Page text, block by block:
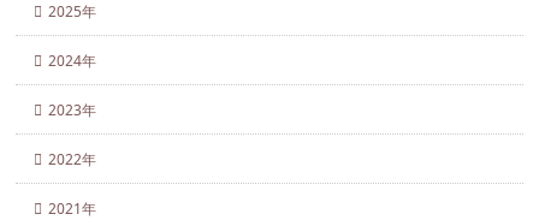
2025年
2024年
2023年
2022年
2021年